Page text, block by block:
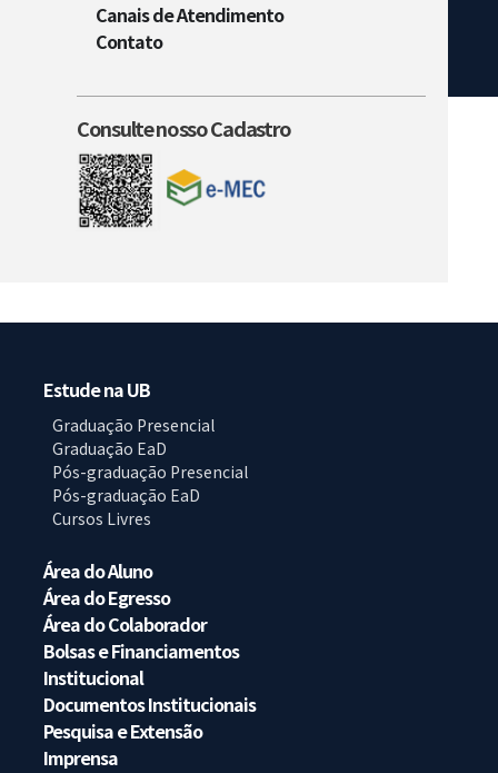
Canais de Atendimento
Contato
Consulte nosso Cadastro
Estude na UB
Graduação Presencial
Graduação EaD
Pós-graduação Presencial
Pós-graduação EaD
Cursos Livres
Área do Aluno
Área do Egresso
Área do Colaborador
Bolsas e Financiamentos
Institucional
Documentos Institucionais
Pesquisa e Extensão
Imprensa